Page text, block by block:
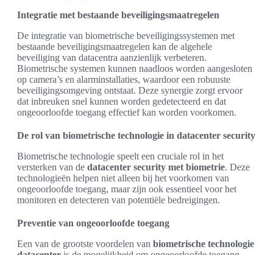
Integratie met bestaande beveiligingsmaatregelen
De integratie van biometrische beveiligingssystemen met
bestaande beveiligingsmaatregelen kan de algehele
beveiliging van datacentra aanzienlijk verbeteren.
Biometrische systemen kunnen naadloos worden aangesloten
op camera’s en alarminstallaties, waardoor een robuuste
beveiligingsomgeving ontstaat. Deze synergie zorgt ervoor
dat inbreuken snel kunnen worden gedetecteerd en dat
ongeoorloofde toegang effectief kan worden voorkomen.
De rol van biometrische technologie in datacenter security
Biometrische technologie speelt een cruciale rol in het
versterken van de datacenter security met biometrie. Deze
technologieën helpen niet alleen bij het voorkomen van
ongeoorloofde toegang, maar zijn ook essentieel voor het
monitoren en detecteren van potentiële bedreigingen.
Preventie van ongeoorloofde toegang
Een van de grootste voordelen van biometrische technologie